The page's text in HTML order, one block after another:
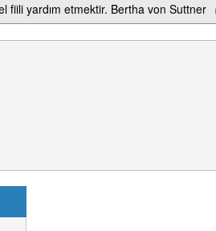
fiili yardım etmektir. Bertha von Suttner